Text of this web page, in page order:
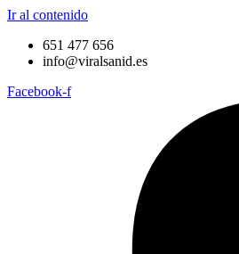
Ir al contenido
651 477 656
info@viralsanid.es
Facebook-f